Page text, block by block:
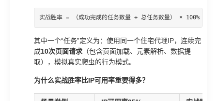
实战胜率 = （成功完成的任务数量 ÷ 总任务数量） × 100%
其中一个“任务”定义为：使用同一个住宅代理IP，连续完
成10次页面请求 （包含页面加载、元素解析、数据提
取），模拟真实爬虫的行为模式。
为什么实战胜率比IP可用率重要得多？